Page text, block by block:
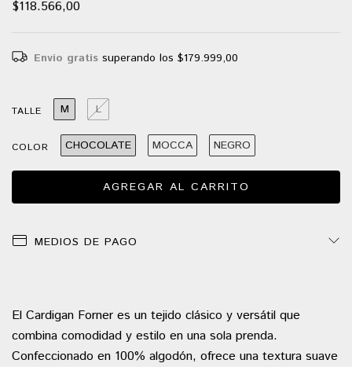
$118.566,00
Envío gratis superando los $179.999,00
TALLE M L
COLOR CHOCOLATE MOCCA NEGRO
MEDIOS DE PAGO
El Cardigan Forner es un tejido clásico y versátil que
combina comodidad y estilo en una sola prenda.
Confeccionado en 100% algodón, ofrece una textura suave